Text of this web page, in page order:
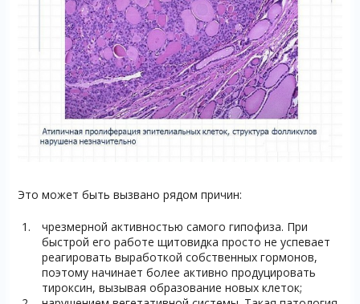
Это может быть вызвано рядом причин:
чрезмерной активностью самого гипофиза. При
быстрой его работе щитовидка просто не успевает
реагировать выработкой собственных гормонов,
поэтому начинает более активно продуцировать
тироксин, вызывая образование новых клеток;